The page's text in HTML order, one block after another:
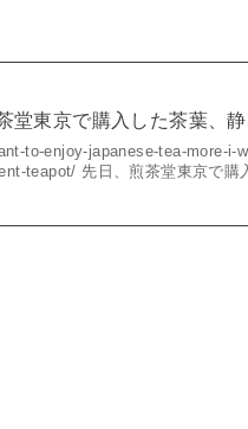
堂東京で購入した茶葉、静
to-enjoy-japanese-tea-more-i-
teapot/ 先日、煎茶堂東京で購